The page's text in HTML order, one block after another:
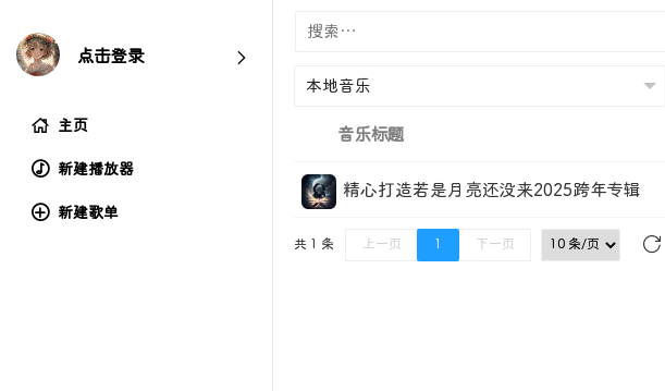
点击登录
主页
新建播放器
新建歌单
音乐标题
精心打造若是月亮还没来2025跨年专辑
共 1 条 上一页 1 下一页